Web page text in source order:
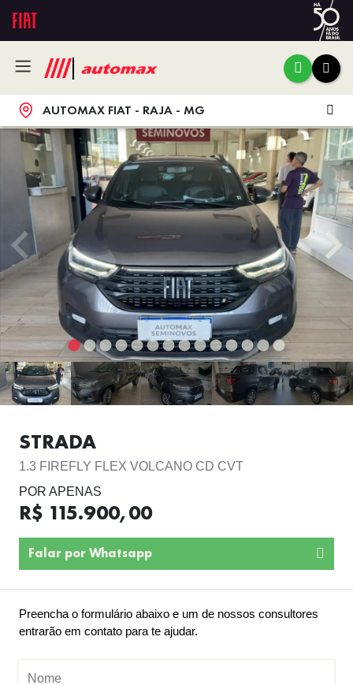
AUTOMAX FIAT - RAJA - MG
STRADA
1.3 FIREFLY FLEX VOLCANO CD CVT
POR APENAS
R$ 115.900,00
Falar por Whatsapp
Preencha o formulário abaixo e um de nossos consultores
entrarão em contato para te ajudar.